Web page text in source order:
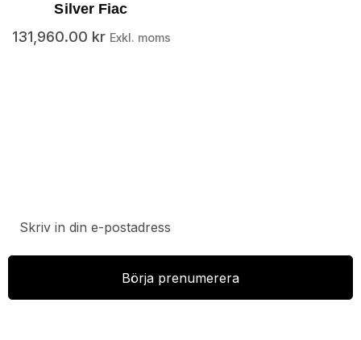
Silver Fiac
131,960.00 kr Exkl. moms